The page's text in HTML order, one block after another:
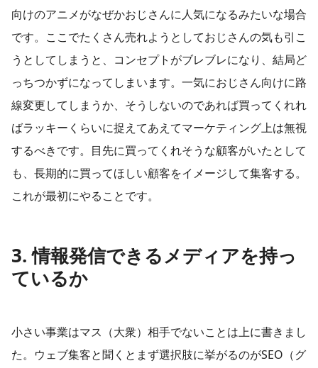
向けのアニメがなぜかおじさんに人気になるみたいな場合
です。ここでたくさん売れようとしておじさんの気も引こ
うとしてしまうと、コンセプトがブレブレになり、結局ど
っちつかずになってしまいます。一気におじさん向けに路
線変更してしまうか、そうしないのであれば買ってくれれ
ばラッキーくらいに捉えてあえてマーケティング上は無視
するべきです。目先に買ってくれそうな顧客がいたとして
も、長期的に買ってほしい顧客をイメージして集客する。
これが最初にやることです。
3. 情報発信できるメディアを持っ
ているか
小さい事業はマス（大衆）相手でないことは上に書きまし
た。ウェブ集客と聞くとまず選択肢に挙がるのがSEO（グ